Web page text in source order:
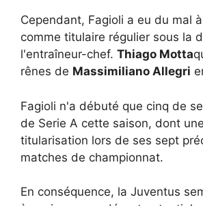
Cependant, Fagioli a eu du mal
comme titulaire régulier sous la
l'entraîneur-chef. Thiago Motta
rênes de Massimiliano Allegri
Fagioli n'a débuté que cinq de
de Serie A cette saison, dont
titularisation lors de ses sept
matches de championnat.
En conséquence, la Juventus